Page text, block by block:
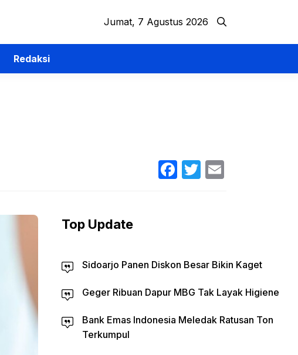
Jumat, 7 Agustus 2026
Redaksi
Facebook
Twitter
Top Update
Sidoarjo Panen Diskon Besar Bikin Kaget
Geger Ribuan Dapur MBG Tak Layak Higiene
Bank Emas Indonesia Meledak Ratusan Ton
Terkumpul